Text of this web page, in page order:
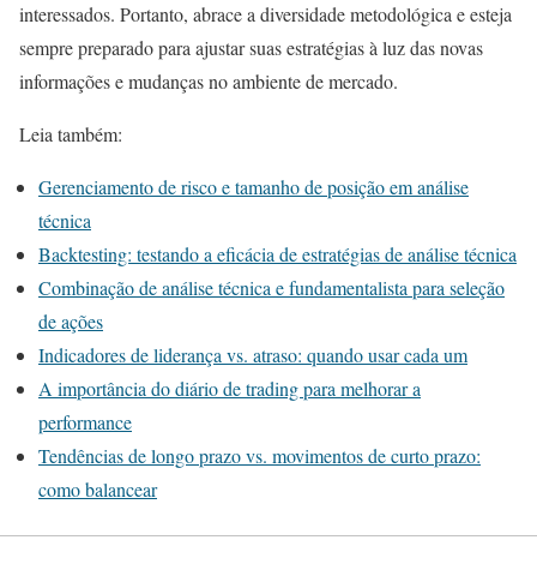
interessados. Portanto, abrace a diversidade metodológica e esteja
sempre preparado para ajustar suas estratégias à luz das novas
informações e mudanças no ambiente de mercado.
Leia também:
Gerenciamento de risco e tamanho de posição em análise
técnica
Backtesting: testando a eficácia de estratégias de análise técnica
Combinação de análise técnica e fundamentalista para seleção
de ações
Indicadores de liderança vs. atraso: quando usar cada um
A importância do diário de trading para melhorar a
performance
Tendências de longo prazo vs. movimentos de curto prazo:
como balancear